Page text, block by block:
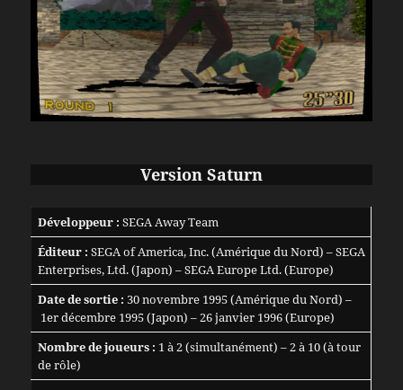
Version Saturn
Développeur : SEGA Away Team
Éditeur : SEGA of America, Inc. (Amérique du Nord) – SEGA
Enterprises, Ltd. (Japon) – SEGA Europe Ltd. (Europe)
Date de sortie : 30 novembre 1995 (Amérique du Nord) –
1er décembre 1995 (Japon) – 26 janvier 1996 (Europe)
Nombre de joueurs : 1 à 2 (simultanément) – 2 à 10 (à tour
de rôle)